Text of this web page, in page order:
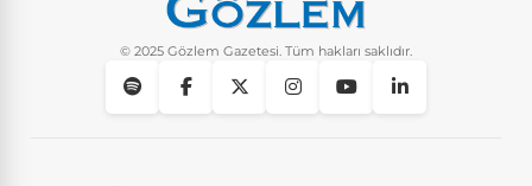
© 2025 Gözlem Gazetesi. Tüm hakları saklıdır.